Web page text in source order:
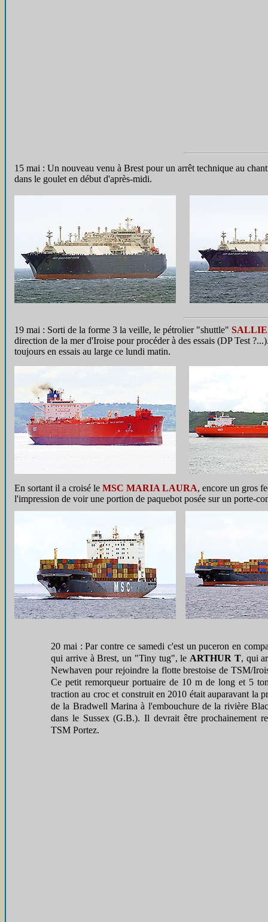
15 mai : Un nouveau venu à Brest pour un arrêt technique au
dans le goulet en début d'après-midi.
19 mai : Sorti de la forme 3 la veille, le pétrolier "shuttle"
direction de la mer d'Iroise pour procéder à des essais (DP Test
toujours en essais au large ce lundi matin.
En sortant il a croisé le MSC MARIA LAURA, encore un gros
l'impression de voir une portion de paquebot posée sur un porte-
20 mai : Par contre ce samedi c'est un puceron en
qui arrive à Brest, un "Tiny tug", le ARTHUR T, qui
Newhaven pour rejoindre la flotte brestoise de TSM/
Ce petit remorqueur portuaire de 10 m de long et 5
traction au croc et construit en 2010 était auparavant la
de la Bradwell Marina à l'embouchure de la rivière
dans le Sussex (G.B.). Il devrait être prochainement
TSM Portez.